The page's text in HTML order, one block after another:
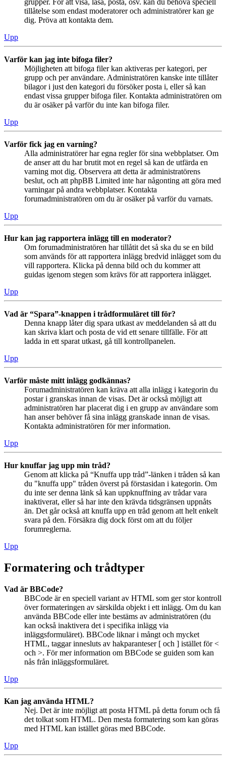
grupper. För att visa, läsa, posta, osv. kan du behöva speciell
tillåtelse som endast moderatorer och administratörer kan ge
dig. Pröva att kontakta dem.
Upp
Varför kan jag inte bifoga filer?
Möjligheten att bifoga filer kan aktiveras per kategori, per
grupp och per användare. Administratören kanske inte tillåter
bilagor i just den kategori du försöker posta i, eller så kan
endast vissa grupper bifoga filer. Kontakta administratören om
du är osäker på varför du inte kan bifoga filer.
Upp
Varför fick jag en varning?
Alla administratörer har egna regler för sina webbplatser. Om
de anser att du har brutit mot en regel så kan de utfärda en
varning mot dig. Observera att detta är administratörens
beslut, och att phpBB Limited inte har någonting att göra med
varningar på andra webbplatser. Kontakta
forumadministratören om du är osäker på varför du varnats.
Upp
Hur kan jag rapportera inlägg till en moderator?
Om forumadministratören har tillåtit det så ska du se en bild
som används för att rapportera inlägg bredvid inlägget som du
vill rapportera. Klicka på denna bild och du kommer att
guidas igenom stegen som krävs för att rapportera inlägget.
Upp
Vad är “Spara”-knappen i trådformuläret till för?
Denna knapp låter dig spara utkast av meddelanden så att du
kan skriva klart och posta de vid ett senare tillfälle. För att
ladda in ett sparat utkast, gå till kontrollpanelen.
Upp
Varför måste mitt inlägg godkännas?
Forumadministratören kan kräva att alla inlägg i kategorin du
postar i granskas innan de visas. Det är också möjligt att
administratören har placerat dig i en grupp av användare som
han anser behöver få sina inlägg granskade innan de visas.
Kontakta administratören för mer information.
Upp
Hur knuffar jag upp min tråd?
Genom att klicka på “Knuffa upp tråd”-länken i tråden så kan
du "knuffa upp" tråden överst på förstasidan i kategorin. Om
du inte ser denna länk så kan uppknuffning av trådar vara
inaktiverat, eller så har inte den krävda tidsgränsen uppnåts
än. Det går också att knuffa upp en tråd genom att helt enkelt
svara på den. Försäkra dig dock först om att du följer
forumreglerna.
Upp
Formatering och trådtyper
Vad är BBCode?
BBCode är en speciell variant av HTML som ger stor kontroll
över formateringen av särskilda objekt i ett inlägg. Om du kan
använda BBCode eller inte bestäms av administratören (du
kan också inaktivera det i specifika inlägg via
inläggsformuläret). BBCode liknar i mångt och mycket
HTML, taggar innesluts av hakparanteser [ och ] istället för <
och >. För mer information om BBCode se guiden som kan
nås från inläggsformuläret.
Upp
Kan jag använda HTML?
Nej. Det är inte möjligt att posta HTML på detta forum och få
det tolkat som HTML. Den mesta formatering som kan göras
med HTML kan istället göras med BBCode.
Upp